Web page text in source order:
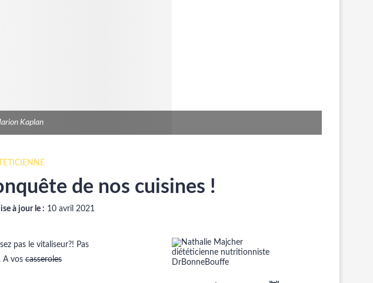
Kaplan
de nos cuisines !
à jour le : 10 avril 2021
pas le vitaliseur?! Pas
. A vos casseroles